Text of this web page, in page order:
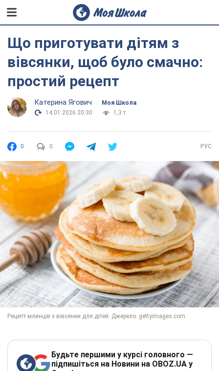
Що приготувати дітям з
вівсянки, щоб було смачно:
простий рецепт
Катерина Ягович
Моя Школа
14.01.2026 20:30
1,3 т.
0 0 РУС
Будьте першими у курсі головного —
підпишіться на Новини на OBOZ.UA у